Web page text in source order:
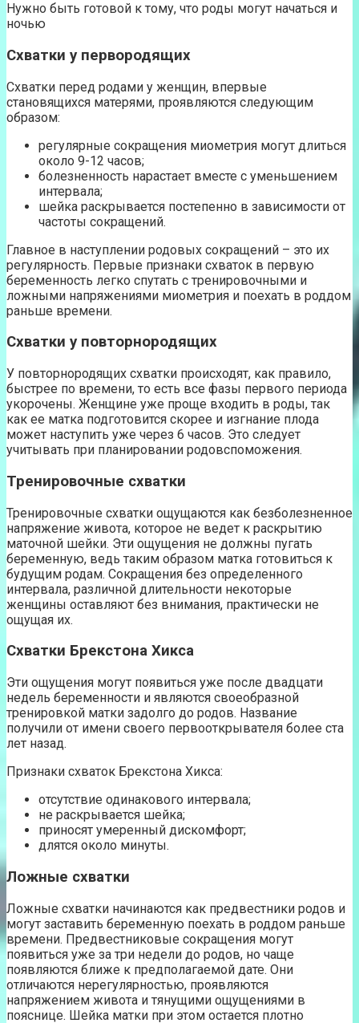
Нужно быть готовой к тому, что роды могут начаться и
ночью
Схватки у первородящих
Схватки перед родами у женщин, впервые
становящихся матерями, проявляются следующим
образом:
регулярные сокращения миометрия могут длиться
около 9-12 часов;
болезненность нарастает вместе с уменьшением
интервала;
шейка раскрывается постепенно в зависимости от
частоты сокращений.
Главное в наступлении родовых сокращений – это их
регулярность. Первые признаки схваток в первую
беременность легко спутать с тренировочными и
ложными напряжениями миометрия и поехать в роддом
раньше времени.
Схватки у повторнородящих
У повторнородящих схватки происходят, как правило,
быстрее по времени, то есть все фазы первого периода
укорочены. Женщине уже проще входить в роды, так
как ее матка подготовится скорее и изгнание плода
может наступить уже через 6 часов. Это следует
учитывать при планировании родовспоможения.
Тренировочные схватки
Тренировочные схватки ощущаются как безболезненное
напряжение живота, которое не ведет к раскрытию
маточной шейки. Эти ощущения не должны пугать
беременную, ведь таким образом матка готовиться к
будущим родам. Сокращения без определенного
интервала, различной длительности некоторые
женщины оставляют без внимания, практически не
ощущая их.
Схватки Брекстона Хикса
Эти ощущения могут появиться уже после двадцати
недель беременности и являются своеобразной
тренировкой матки задолго до родов. Название
получили от имени своего первооткрывателя более ста
лет назад.
Признаки схваток Брекстона Хикса:
отсутствие одинакового интервала;
не раскрывается шейка;
приносят умеренный дискомфорт;
длятся около минуты.
Ложные схватки
Ложные схватки начинаются как предвестники родов и
могут заставить беременную поехать в роддом раньше
времени. Предвестниковые сокращения могут
появиться уже за три недели до родов, но чаще
появляются ближе к предполагаемой дате. Они
отличаются нерегулярностью, проявляются
напряжением живота и тянущими ощущениями в
пояснице. Шейка матки при этом остается плотно